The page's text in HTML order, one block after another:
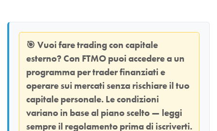
🎯 Vuoi fare trading con capitale
esterno? Con FTMO puoi accedere a un
programma per trader finanziati e
operare sui mercati senza rischiare il tuo
capitale personale. Le condizioni
variano in base al piano scelto — leggi
sempre il regolamento prima di iscriverti.